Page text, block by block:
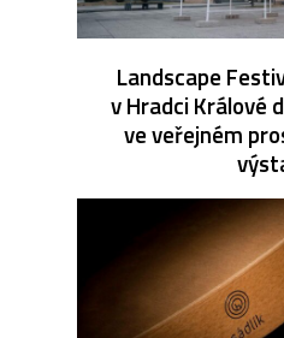
Landscape
v Hradci Králové
ve veřejném